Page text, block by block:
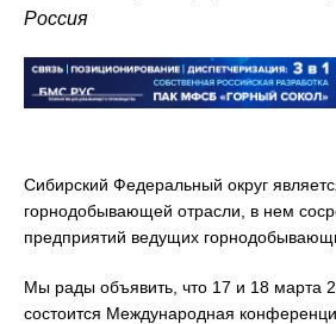
Россия
Сибирский Федеральный округ
горнодобывающей отрасли, в нем
предприятий ведущих
Мы рады объявить, что 17 и 18 марта
состоится Международная